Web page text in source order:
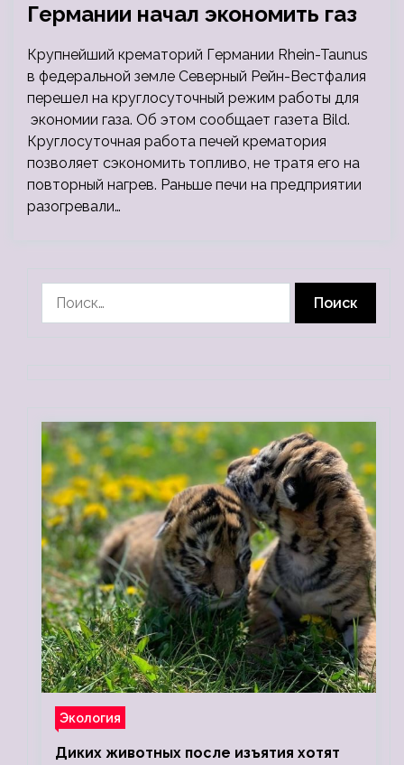
Германии начал экономить газ
Крупнейший крематорий Германии Rhein-Taunus
в федеральной земле Северный Рейн-Вестфалия
перешел на круглосуточный режим работы для
экономии газа. Об этом сообщает газета Bild.
Круглосуточная работа печей крематория
позволяет сэкономить топливо, не тратя его на
повторный нагрев. Раньше печи на предприятии
разогревали…
Экология
Диких животных после изъятия хотят